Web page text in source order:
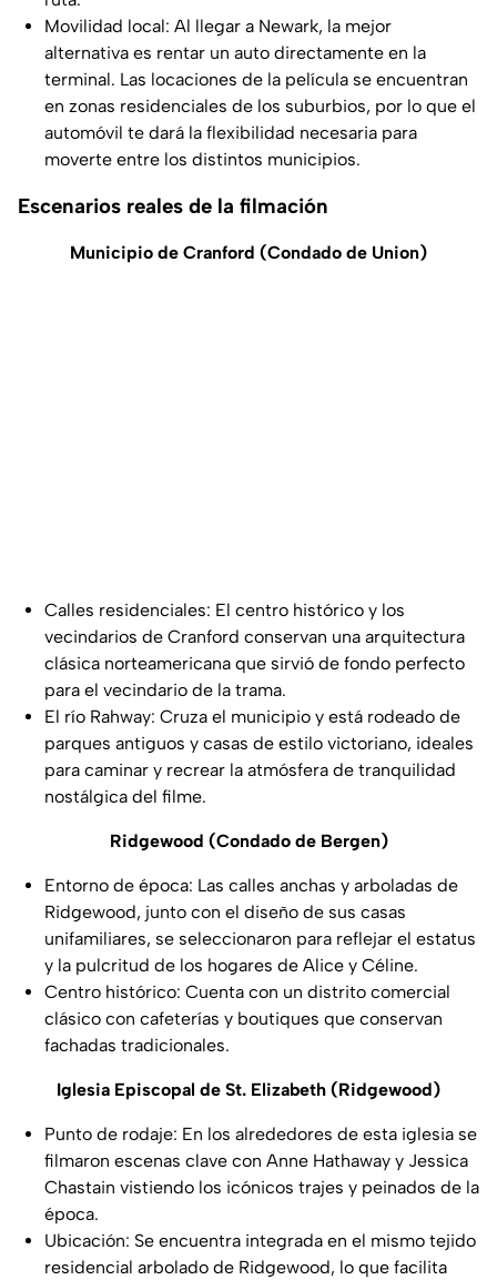
Movilidad local: Al llegar a Newark, la mejor
alternativa es rentar un auto directamente en la
terminal. Las locaciones de la película se encuentran
en zonas residenciales de los suburbios, por lo que el
automóvil te dará la flexibilidad necesaria para
moverte entre los distintos municipios.
Escenarios reales de la filmación
Municipio de Cranford (Condado de Union)
Calles residenciales: El centro histórico y los
vecindarios de Cranford conservan una arquitectura
clásica norteamericana que sirvió de fondo perfecto
para el vecindario de la trama.
El río Rahway: Cruza el municipio y está rodeado de
parques antiguos y casas de estilo victoriano, ideales
para caminar y recrear la atmósfera de tranquilidad
nostálgica del filme.
Ridgewood (Condado de Bergen)
Entorno de época: Las calles anchas y arboladas de
Ridgewood, junto con el diseño de sus casas
unifamiliares, se seleccionaron para reflejar el estatus
y la pulcritud de los hogares de Alice y Céline.
Centro histórico: Cuenta con un distrito comercial
clásico con cafeterías y boutiques que conservan
fachadas tradicionales.
Iglesia Episcopal de St. Elizabeth (Ridgewood)
Punto de rodaje: En los alrededores de esta iglesia se
filmaron escenas clave con Anne Hathaway y Jessica
Chastain vistiendo los icónicos trajes y peinados de la
época.
Ubicación: Se encuentra integrada en el mismo tejido
residencial arbolado de Ridgewood, lo que facilita